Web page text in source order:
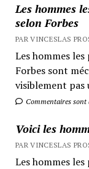
Les hommes
selon Forbes
PAR VINCESLAS
Les hommes
Forbes sont
visiblement pas
Commentaires sont
Voici les
PAR VINCESLAS
Les hommes